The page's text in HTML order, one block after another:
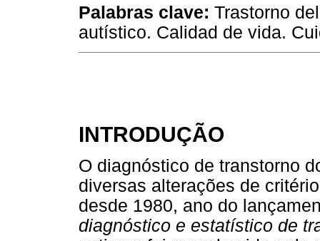
Palabras clave: Trastorno
autístico. Calidad de vida.
INTRODUÇÃO
O diagnóstico de transtorno
diversas alterações de
desde 1980, ano do
diagnóstico e estatístico de